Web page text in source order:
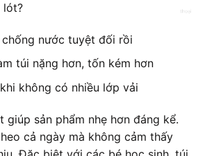
lót?
chống nước tuyệt đối rồi
túi nặng hơn, tốn kém hơn
không có nhiều lớp vải
sản phẩm nhẹ hơn đáng kể.
cả ngày mà không cảm thấy